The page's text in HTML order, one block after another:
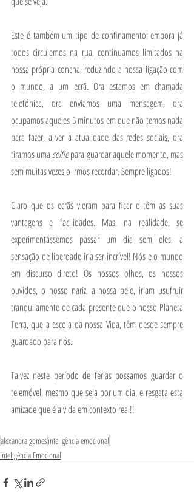
Este é também um tipo de confinamento: embora já
todos circulemos na rua, continuamos limitados na
nossa própria concha, reduzindo a nossa ligação com
o mundo, a um ecrã. Ora estamos em chamada
telefónica, ora enviamos uma mensagem, ora
ocupamos aqueles 5 minutos em que não temos nada
para fazer, a ver a atualidade das redes sociais, ora
tiramos uma selfie para guardar aquele momento, mas
sem muitas vezes o irmos recordar. Sempre ligados!
Claro que os ecrãs vieram para ficar e têm as suas
vantagens e facilidades. Mas, na realidade, se
experimentássemos passar um dia sem eles, a
sensação de liberdade iria ser incrível! Nós e o mundo
em discurso direto! Os nossos olhos, os nossos
ouvidos, o nosso nariz, a nossa pele, iriam usufruir
tranquilamente de cada presente que o nosso Planeta
Terra, que a escola da nossa Vida, têm desde sempre
guardado para nós.
Talvez neste período de férias possamos guardar o
telemóvel, mesmo que seja por um dia, e resgata esta
amizade que é a vida em contexto real!!
alexandra gomesinteligência emocional
Inteligência Emocional